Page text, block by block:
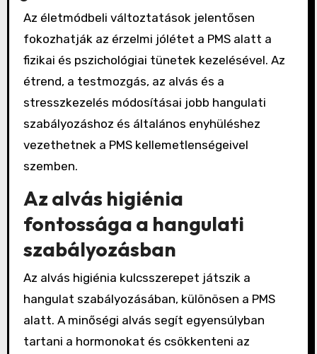
Az életmódbeli változtatások jelentősen
fokozhatják az érzelmi jólétet a PMS alatt a
fizikai és pszichológiai tünetek kezelésével. Az
étrend, a testmozgás, az alvás és a
stresszkezelés módosításai jobb hangulati
szabályozáshoz és általános enyhüléshez
vezethetnek a PMS kellemetlenségeivel
szemben.
Az alvás higiénia
fontossága a hangulati
szabályozásban
Az alvás higiénia kulcsszerepet játszik a
hangulat szabályozásában, különösen a PMS
alatt. A minőségi alvás segít egyensúlyban
tartani a hormonokat és csökkenteni az